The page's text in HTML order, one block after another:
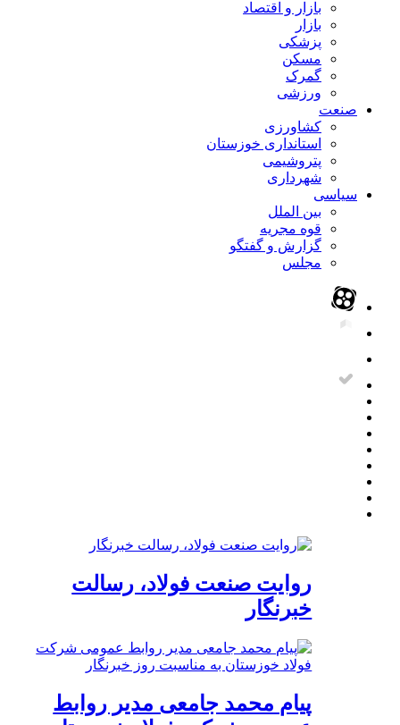
بازار و اقتصاد
بازار
پزشکی
مسکن
گمرک
ورزشی
صنعت
کشاورزی
استانداری خوزستان
پتروشیمی
شهرداری
سیاسی
بین الملل
قوه مجریه
گزارش و گفتگو
مجلس
روایت صنعت فولاد،‌ رسالت
خبرنگار
پیام محمد جامعی مدیر روابط